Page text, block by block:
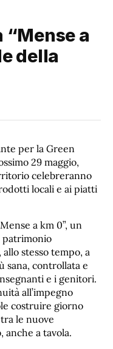
“Mense a
della
per la Green
29 maggio,
celebreranno
locali e ai piatti
a km 0”, un
patrimonio
stesso tempo, a
sana, controllata e
e i genitori.
all’impegno
costruire giorno
le nuove
a tavola.